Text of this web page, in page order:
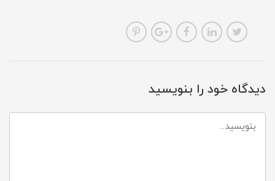
دیدگاه خود را بنویسید